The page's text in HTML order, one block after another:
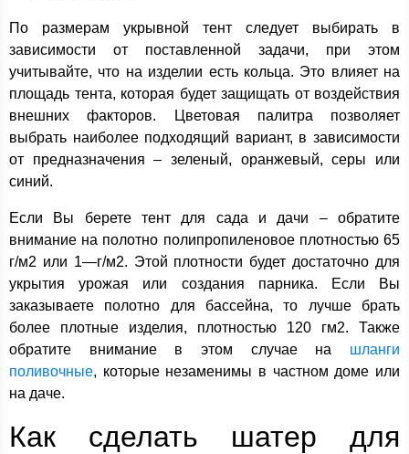
По размерам укрывной тент следует выбирать в
зависимости от поставленной задачи, при этом
учитывайте, что на изделии есть кольца. Это влияет на
площадь тента, которая будет защищать от воздействия
внешних факторов. Цветовая палитра позволяет
выбрать наиболее подходящий вариант, в зависимости
от предназначения – зеленый, оранжевый, серы или
синий.
Если Вы берете тент для сада и дачи – обратите
внимание на полотно полипропиленовое плотностью 65
г/м2 или 1—г/м2. Этой плотности будет достаточно для
укрытия урожая или создания парника. Если Вы
заказываете полотно для бассейна, то лучше брать
более плотные изделия, плотностью 120 гм2. Также
обратите внимание в этом случае на шланги
поливочные, которые незаменимы в частном доме или
на даче.
Как сделать шатер для